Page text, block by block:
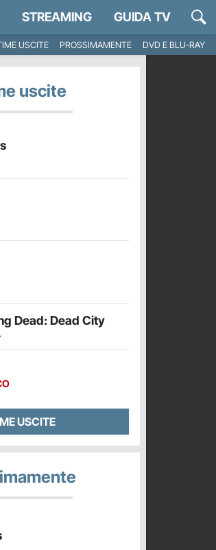
STREAMING GUIDA TV
USCITE PROSSIMAMENTE
DVD E BLU-RAY
uscite
Dead: Dead City
USCITE